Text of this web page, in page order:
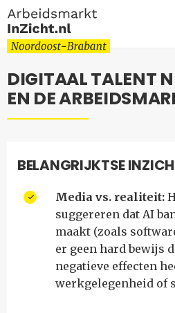
DIGITAAL TALENT
EN DE
BELANGRIJKTSE
Media vs. realiteit:
suggereren dat AI
maakt (zoals
er geen hard bewijs
negatieve effecten
werkgelegenheid of